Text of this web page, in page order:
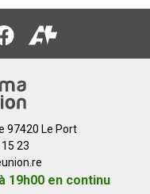
97420 Le Port
23
19h00 en continu